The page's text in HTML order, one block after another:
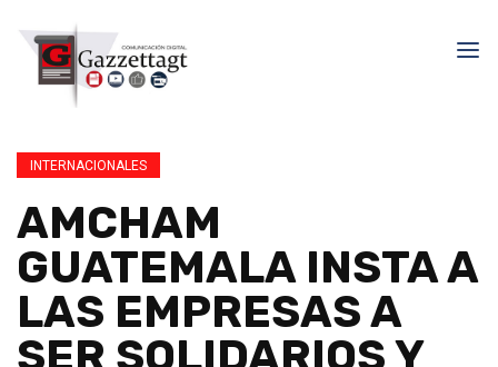
INTERNACIONALES
AMCHAM
GUATEMALA INSTA A
LAS EMPRESAS A
SER SOLIDARIOS Y